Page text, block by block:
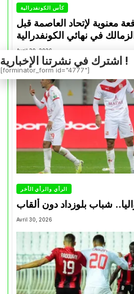
كأس الكونفدرالية
معنوية لإتحاد العاصمة قبل
في نهائي الكونفدرالية
Avril 30, 2026
الرأي والرأي الأخر
شباب بلوزداد دون ألقاب
Avril 30, 2026
اشترك في نشرتنا الإخبارية !
[forminator_form id="4777"]